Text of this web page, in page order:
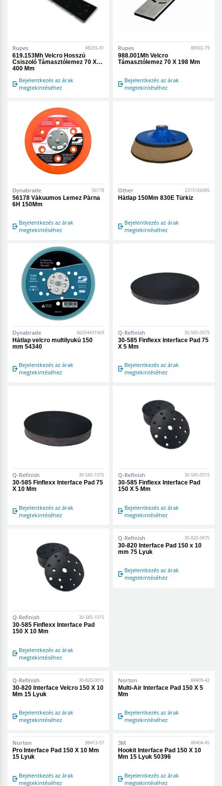
Rupes 88255-81
619.153Mh Velcro Hosszú
Csiszoló Támasztólemez 70 X
400 Mm
Bejelentkezés az árak
megtekintéséhez
Rupes 88902-79
988.001Mh Velcro
Támasztólemez 70 X 198 Mm
Bejelentkezés az árak
megtekintéséhez
Dynabrade 56178
56178 Vákuumos Lemez Párna
6H 150Mm
Bejelentkezés az árak
megtekintéséhez
Other 2315166085
Hátlap 150Mm 830E Türkiz
Bejelentkezés az árak
megtekintéséhez
Dynabrade 66254431569
Hátlap velcro multilyukú 150
mm 54340
Bejelentkezés az árak
megtekintéséhez
Q-Refinish 30-585-0575
30-585 Finflexx Interface Pad 75
X 5 Mm
Bejelentkezés az árak
megtekintéséhez
Q-Refinish 30-585-1075
30-585 Finflexx Interface Pad 75
X 10 Mm
Bejelentkezés az árak
megtekintéséhez
Q-Refinish 30-585-0515
30-585 Finflexx Interface Pad
150 X 5 Mm
Bejelentkezés az árak
megtekintéséhez
Q-Refinish 30-585-1015
30-585 Finflexx Interface Pad
150 X 10 Mm
Bejelentkezés az árak
megtekintéséhez
Q-Refinish 30-820-0075
30-820 Interface Pad 150 x 10
mm 75 Lyuk
Bejelentkezés az árak
megtekintéséhez
Q-Refinish
Mm 15 Lyuk
Norton
Mm